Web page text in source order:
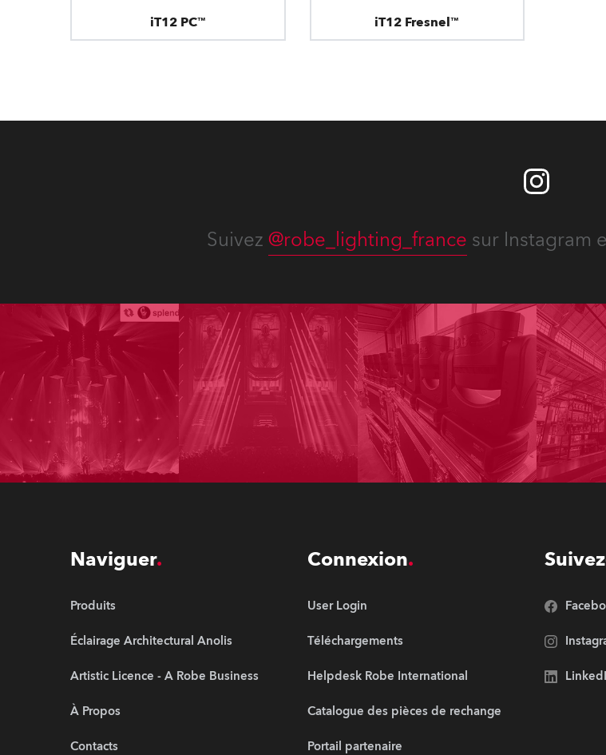
iT12 PC™ iT12 Fresnel™
Suivez @robe_lighting_france sur Instagram
Naviguer
Produits
Éclairage Architectural Anolis
Artistic Licence - A Robe Business
À Propos
Contacts
Connexion
User Login
Téléchargements
Helpdesk Robe International
Catalogue des pièces de rechange
Portail partenaire